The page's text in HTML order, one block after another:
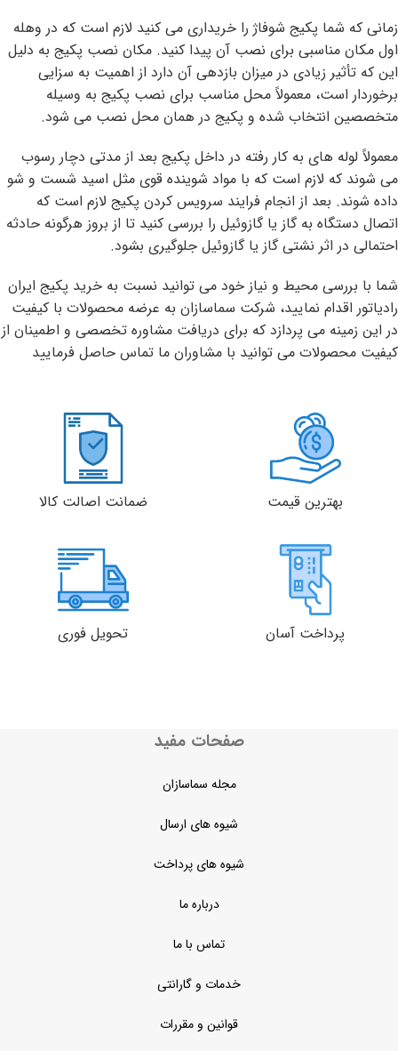
زمانی که شما پکیج شوفاژ را خریداری می کنید لازم است که در وهله
اول مکان مناسبی برای نصب آن پیدا کنید. مکان نصب پکیج به دلیل
این که تأثیر زیادی در میزان بازدهی آن دارد از اهمیت به سزایی
برخوردار است، معمولاً محل مناسب برای نصب پکیج به وسیله
متخصصین انتخاب شده و پکیج در همان محل نصب می شود.
معمولاً لوله های به کار رفته در داخل پکیج بعد از مدتی دچار رسوب
می شوند که لازم است که با مواد شوینده قوی مثل اسید شست و شو
داده شوند. بعد از انجام فرایند سرویس کردن پکیج لازم است که
اتصال دستگاه به گاز یا گازوئیل را بررسی کنید تا از بروز هرگونه حادثه
احتمالی در اثر نشتی گاز یا گازوئیل جلوگیری بشود.
شما با بررسی محیط و نیاز خود می توانید نسبت به خرید پکیج ایران
رادیاتور اقدام نمایید، شرکت سماسازان به عرضه محصولات با کیفیت
در این زمینه می پردازد که برای دریافت مشاوره تخصصی و اطمینان از
کیفیت محصولات می توانید با مشاوران ما تماس حاصل فرمایید
ضمانت اصالت کالا بهترین قیمت
تحویل فوری پرداخت آسان
صفحات مفید
مجله سماسازان
شیوه های ارسال
شیوه های پرداخت
درباره ما
تماس با ما
خدمات و گارانتی
قوانین و مقررات